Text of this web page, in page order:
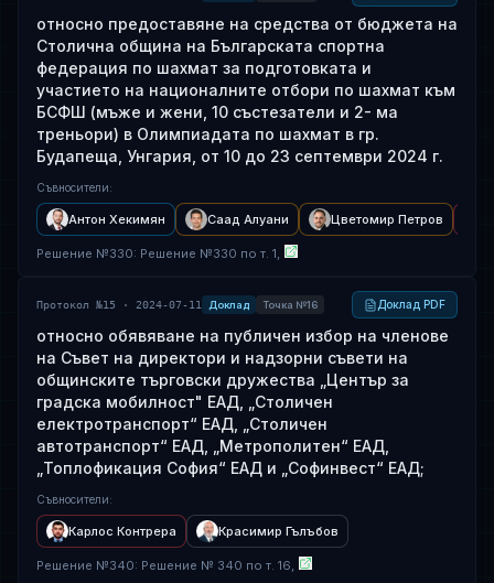
относно предоставяне на средства от бюджета на
Столична община на Българската спортна
федерация по шахмат за подготовката и
участието на националните отбори по шахмат към
БСФШ (мъже и жени, 10 състезатели и 2- ма
треньори) в Олимпиадата по шахмат в гр.
Будапеща, Унгария, от 10 до 23 септември 2024 г.
Съвносители:
Антон Хекимян Саад Алуани Цветомир Петров
Решение №330: Решение №330 по т. 1,
Протокол №15 · 2024-07-11 Доклад Точка №16 Доклад PDF
относно обявяване на публичен избор на членове
на Съвет на директори и надзорни съвети на
общинските търговски дружества „Център за
градска мобилност" ЕАД, „Столичен
електротранспорт“ ЕАД, „Столичен
автотранспорт“ ЕАД, „Метрополитен“ ЕАД,
„Топлофикация София“ ЕАД и „Софинвест“ ЕАД;
Съвносители:
Карлос Контрера Красимир Гълъбов
Решение №340: Решение № 340 по т. 16,